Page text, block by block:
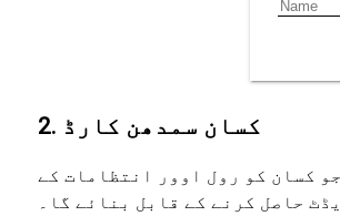
2. کسان سمدھن کارڈ
کسان کو رول اوور انتظامات کے